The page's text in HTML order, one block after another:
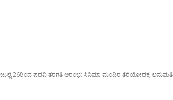
ಜುಲೈ 26ರಿಂದ ಪದವಿ ತರಗತಿ ಆರಂಭ: ಸಿನಿಮಾ ಮಂದಿರ ತೆರೆಯೋದಕ್ಕೆ ಅನುಮತಿ